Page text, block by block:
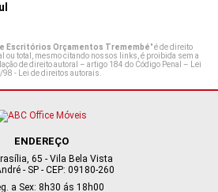
Escritórios Orçamentos Tremembé" é de direito
ou total, mesmo citando nossos links, é proibida sem a
de direito autoral – artigo 184 do Código Penal – Lei
- Lei de direitos autorais.
ENDEREÇO
65 - Vila Bela Vista
- SP - CEP: 09180-260
a Sex: 8h30 ás 18h00